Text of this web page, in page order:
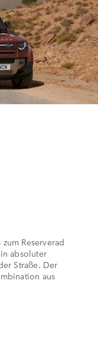
Reserverad
absoluter
Straße. Der
aus